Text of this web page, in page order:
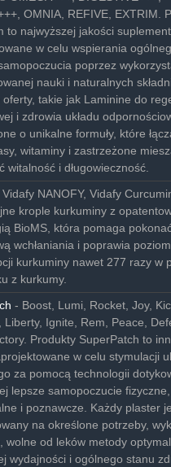
OMNIA, REFIVE, EXTRIM.
to najwyższej jakości
w celu wspierania
poprzez
nauki i naturalnych
oferty, takie jak Laminine do
i zdrowia układu
o unikalne formuły, które
witaminy i zastrzeżone
witalność i długowieczność.
Vidafy NANOFY, Vidafy
krople kurkuminy z
BioMS, która pomaga
wchłaniania i poprawia poziom
kurkuminy nawet 277 razy w
z kurkumy.
- Boost, Lumi, Rocket, Joy,
Liberty, Ignite, Rem, Peace,
Produkty SuperPatch to
w celu stymulacji
za pomocą technologii
lepsze samopoczucie fizyczne,
i poznawcze. Każdy plaster
na określone potrzeby,
wolne od leków metody
wydajności i ogólnego stanu